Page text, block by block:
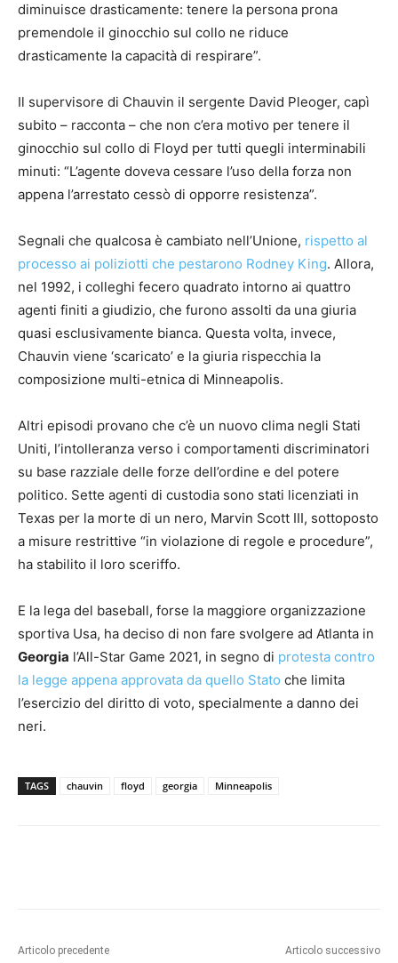
diminuisce drasticamente: tenere la persona prona
premendole il ginocchio sul collo ne riduce
drasticamente la capacità di respirare”.
Il supervisore di Chauvin il sergente David Pleoger, capì
subito – racconta – che non c’era motivo per tenere il
ginocchio sul collo di Floyd per tutti quegli interminabili
minuti: “L’agente doveva cessare l’uso della forza non
appena l’arrestato cessò di opporre resistenza”.
Segnali che qualcosa è cambiato nell’Unione, rispetto al
processo ai poliziotti che pestarono Rodney King. Allora,
nel 1992, i colleghi fecero quadrato intorno ai quattro
agenti finiti a giudizio, che furono assolti da una giuria
quasi esclusivamente bianca. Questa volta, invece,
Chauvin viene ‘scaricato’ e la giuria rispecchia la
composizione multi-etnica di Minneapolis.
Altri episodi provano che c’è un nuovo clima negli Stati
Uniti, l’intolleranza verso i comportamenti discriminatori
su base razziale delle forze dell’ordine e del potere
politico. Sette agenti di custodia sono stati licenziati in
Texas per la morte di un nero, Marvin Scott III, sottoposto
a misure restrittive “in violazione di regole e procedure”,
ha stabilito il loro sceriffo.
E la lega del baseball, forse la maggiore organizzazione
sportiva Usa, ha deciso di non fare svolgere ad Atlanta in
Georgia l’All-Star Game 2021, in segno di protesta contro
la legge appena approvata da quello Stato che limita
l’esercizio del diritto di voto, specialmente a danno dei
neri.
TAGS chauvin floyd georgia Minneapolis
Articolo precedente Articolo successivo